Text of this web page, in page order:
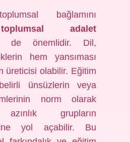
bağlamını
toplumsal adalet
de önemlidir. Dil,
hem yansıması
üreticisi olabilir. Eğitim
ünsüzlerin veya
norm olarak
azınlık grupların
yol açabilir. Bu